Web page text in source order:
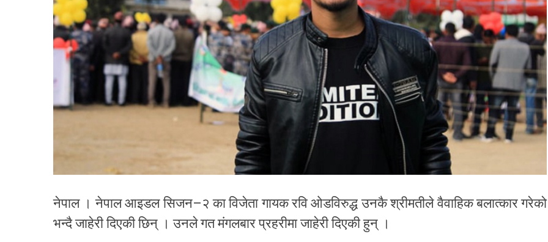
नेपाल । नेपाल आइडल सिजन–२ का विजेता गायक रवि ओडविरुद्ध उनकै श्रीमतीले वैवाहिक बलात्कार गरेको
भन्दै जाहेरी दिएकी छिन् । उनले गत मंगलबार प्रहरीमा जाहेरी दिएकी हुन् ।